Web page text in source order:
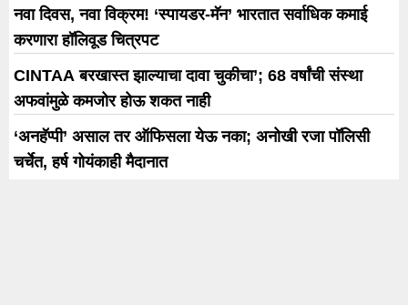
नवा दिवस, नवा विक्रम! ‘स्पायडर-मॅन’ भारतात सर्वाधिक कमाई
करणारा हॉलिवूड चित्रपट
CINTAA बरखास्त झाल्याचा दावा चुकीचा’; 68 वर्षांची संस्था
अफवांमुळे कमजोर होऊ शकत नाही
‘अनहॅप्पी’ असाल तर ऑफिसला येऊ नका; अनोखी रजा पॉलिसी
चर्चेत, हर्ष गोयंकाही मैदानात